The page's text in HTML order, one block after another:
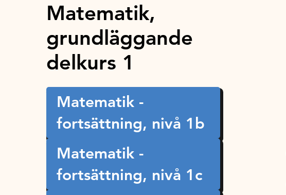
Matematik,
grundläggande
delkurs 1
Matematik -
fortsättning, nivå 1b
Matematik -
fortsättning, nivå 1c